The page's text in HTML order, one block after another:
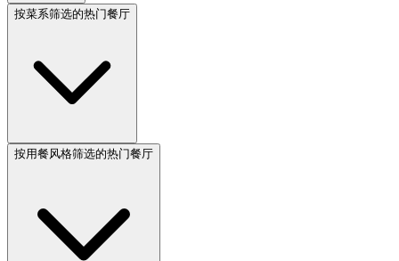
按菜系筛选的热门餐厅
按用餐风格筛选的热门餐厅